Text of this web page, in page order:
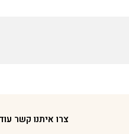
צרו איתנו קשר